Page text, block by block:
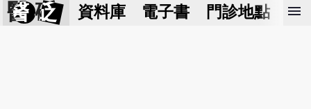
醫 砭 資料庫 電子書 門診地點 預
menu